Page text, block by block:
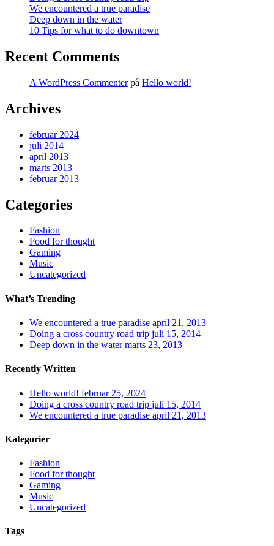
We encountered a true paradise
Deep down in the water
10 Tips for what to do downtown
Recent Comments
A WordPress Commenterpå Hello world!
Archives
februar 2024
juli 2014
april 2013
marts 2013
februar 2013
Categories
Fashion
Food for thought
Gaming
Music
Uncategorized
What’s Trending
We encountered a true paradise april 21, 2013
Doing a cross country road trip juli 15, 2014
Deep down in the water marts 23, 2013
Recently Written
Hello world! februar 25, 2024
Doing a cross country road trip juli 15, 2014
We encountered a true paradise april 21, 2013
Kategorier
Fashion
Food for thought
Gaming
Music
Uncategorized
Tags